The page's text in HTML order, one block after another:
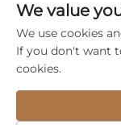
Automobile
We value
We use cookies
If you don't want
cookies.